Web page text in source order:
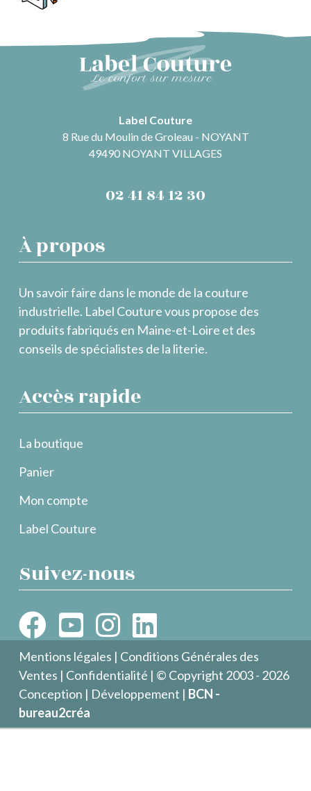
Label Couture
8 Rue du Moulin de Groleau - NOYANT
49490 NOYANT VILLAGES
02 41 84 12 30
À propos
Un savoir faire dans le monde de la couture
industrielle. Label Couture vous propose des
produits fabriqués en Maine-et-Loire et des
conseils de spécialistes de la literie.
Accès rapide
La boutique
Panier
Mon compte
Label Couture
Suivez-nous
Mentions légales | Conditions Générales des
Ventes | Confidentialité | © Copyright 2003 - 2026
Conception | Développement | BCN -
bureau2créa